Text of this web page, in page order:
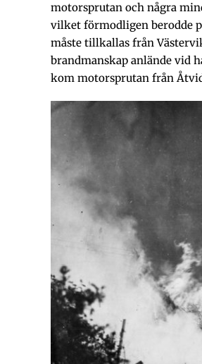
motorsprutan och några
vilket förmodligen berodde
måste tillkallas från
brandmanskap anlände vid
kom motorsprutan från